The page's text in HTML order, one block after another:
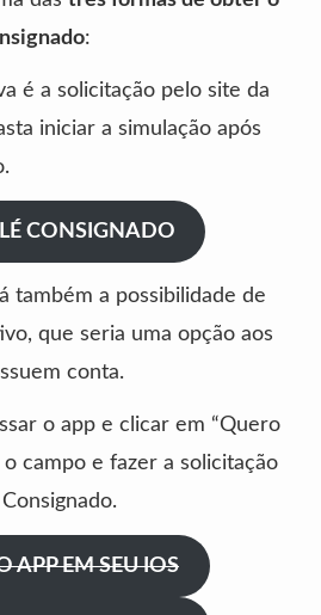
:
é a solicitação pelo site da
iniciar a simulação após
CONSIGNADO
também a possibilidade de
que seria uma opção aos
conta.
o app e clicar em “Quero
campo e fazer a solicitação
APP EM SEU IOS